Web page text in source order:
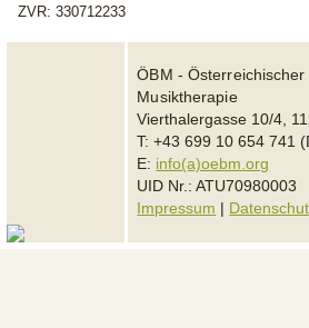
ZVR: 330712233
ÖBM -
Musiktherapie
Vierthalergasse 10/4,
T: +43 699 10 654 741
E: info(a)oebm.org
UID Nr.: ATU70980003
Impressum